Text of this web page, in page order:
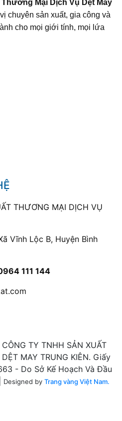
Mại Dịch Vụ Dệt May
chuyên sản xuất, gia công và
cho mọi giới tính, mọi lứa
THƯƠNG MẠI DỊCH VỤ
Vĩnh Lộc B, Huyện Bình
111 144
TY TNHH SẢN XUẤT
MAY TRUNG KIÊN. Giấy
- Do Sở Kế Hoạch Và Đầu
Designed by Trang vàng Việt Nam.